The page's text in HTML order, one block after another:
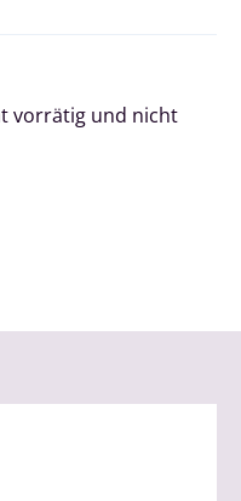
vorrätig und nicht